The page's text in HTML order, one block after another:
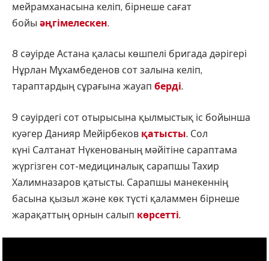
мейрамханасына келіп, бірнеше сағат
бойы әңгімелескен.
8 сәуірде Астана қаласы көшпелі бригада дәрігері
Нұрлан Мұхамбеденов сот залына келіп,
тараптардың сұрағына жауап берді.
9 сәуірдегі сот отырысына қылмыстық іс бойынша
куәгер Данияр Мейірбеков қатысты. Сол
күні Салтанат Нүкенованың мәйітіне сараптама
жүргізген сот-медициналық сарапшы Тахир
Халимназаров қатысты. Сарапшы манекеннің
басына қызыл және көк түсті қаламмен бірнеше
жарақаттың орнын салып көрсетті.